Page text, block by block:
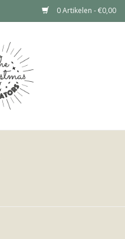
0 Artikelen - €0,00